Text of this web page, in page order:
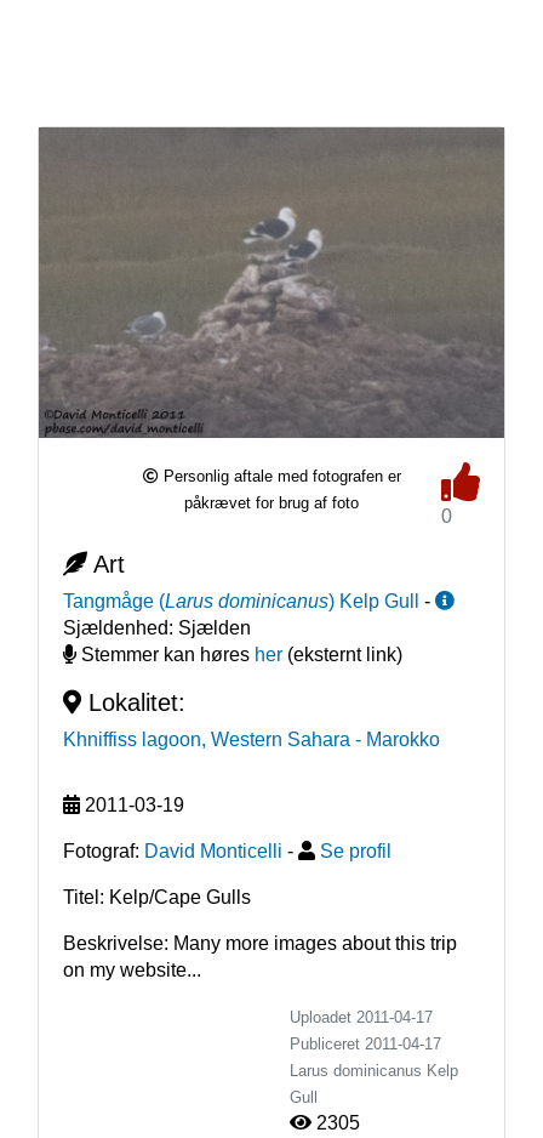
Personlig aftale med fotografen er
påkrævet for brug af foto
0
Art
Tangmåge (Larus dominicanus) Kelp Gull
-
Sjældenhed: Sjælden
Stemmer kan høres her(eksternt link)
Lokalitet:
Khniffiss lagoon, Western Sahara - Marokko
2011-03-19
Fotograf: David Monticelli - Se profil
Titel: Kelp/Cape Gulls
Beskrivelse: Many more images about this trip
on my website...
Uploadet 2011-04-17
Publiceret 2011-04-17
Larus dominicanus Kelp
Gull
2305